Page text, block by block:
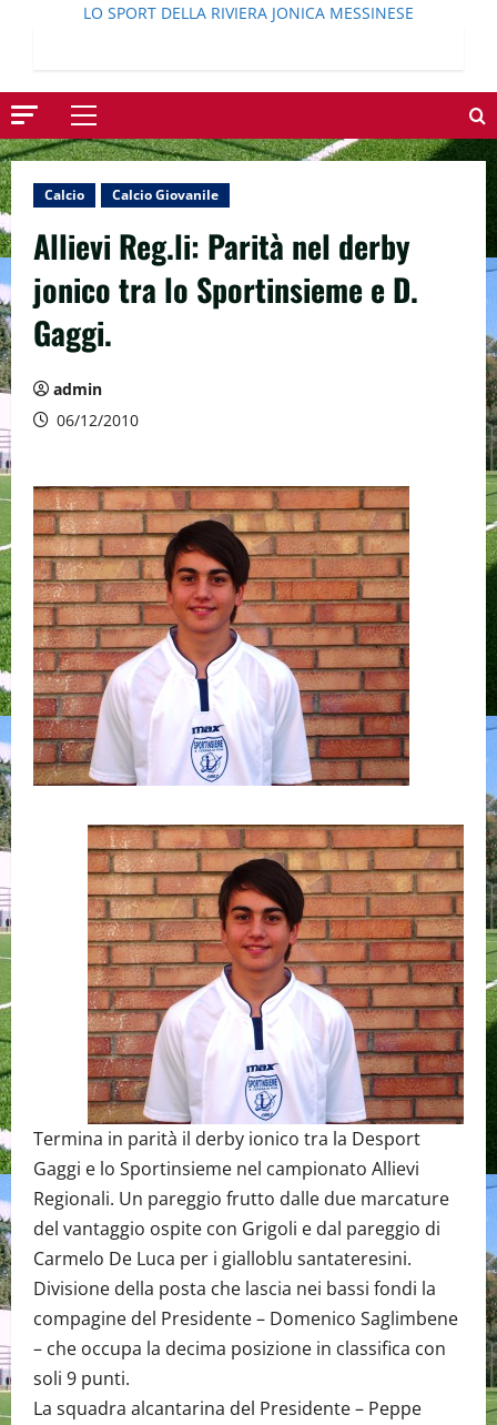
LO SPORT DELLA RIVIERA JONICA MESSINESE
Menu
principale
Calcio Calcio Giovanile
Allievi Reg.li: Parità nel derby
jonico tra lo Sportinsieme e D.
Gaggi.
admin
06/12/2010
Termina in parità il derby ionico tra la Desport
Gaggi e lo Sportinsieme nel campionato Allievi
Regionali. Un pareggio frutto dalle due marcature
del vantaggio ospite con Grigoli e dal pareggio di
Carmelo De Luca per i gialloblu santateresini.
Divisione della posta che lascia nei bassi fondi la
compagine del Presidente – Domenico Saglimbene
– che occupa la decima posizione in classifica con
soli 9 punti.
La squadra alcantarina del Presidente – Peppe